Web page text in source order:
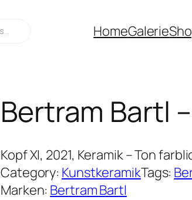
HomeGalerie
Bertram Bartl
Kopf XI, 2021, Keramik – Ton
Category: KunstkeramikTags:
Marken: Bertram Bartl